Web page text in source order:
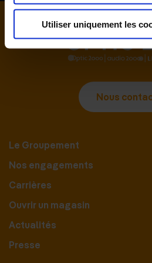
Utiliser uniquement les
Nous
Le Groupement
Nos engagements
Carrières
Ouvrir un magasin
Actualités
Presse